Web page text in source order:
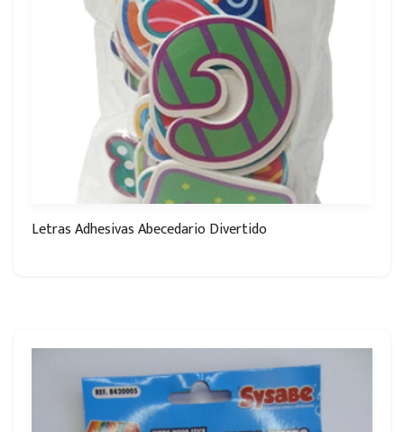
Letras Adhesivas Abecedario Divertido